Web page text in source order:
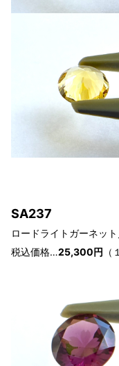
SA237
ロードライトガーネット
税込価格…25,300円 （１